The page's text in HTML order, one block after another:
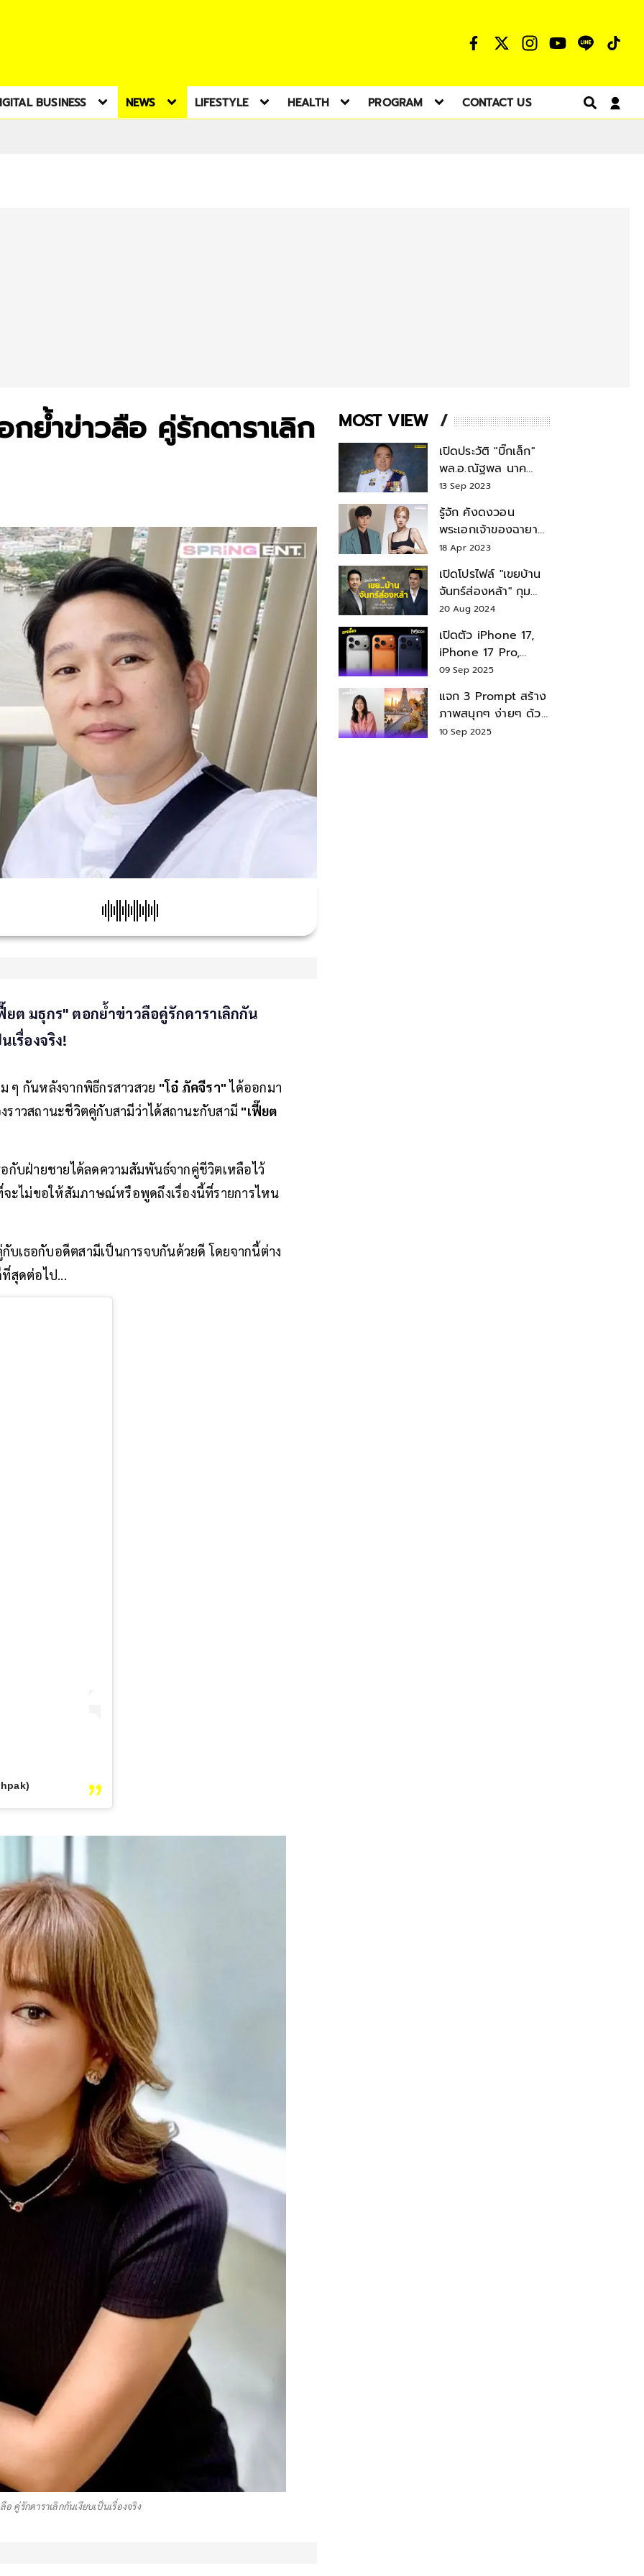
BUSINESS NEWS LIFESTYLE HEALTH PROGRAM CONTACT US
ย้ำข่าวลือ คู่รักดาราเลิก
ต มธุกร" ตอกย้ำข่าวลือคู่รักดาราเลิกกัน
รื่องจริง!
ๆ กันหลังจากพิธีกรสาวสวย "โอ๋ ภัคจีรา"ได้ออกมา
ราวสถานะชีวิตคู่กับสามีว่าได้สถานะกับสามี "เฟี๊ยต
กับฝ่ายชายได้ลดความสัมพันธ์จากคู่ชีวิตเหลือไว้
ะไม่ขอให้สัมภาษณ์หรือพูดถึงเรื่องนี้ที่รายการไหน
บเธอกับอดีตสามีเป็นการจบกันด้วยดี โดยจากนี้ต่าง
สุดต่อไป...
คู่รักดาราเลิกกันเงียบเป็นเรื่องจริง
MOST VIEW
เปิดประวัติ "บิ๊กเล็ก"
พล.อ.ณัฐพล นาค
พาณิชย์ จากเลขาฯ
สมช.-เลขาฯ
รมว.กลาโหม
13 Sep 2023
รู้จัก คังดงวอน
พระเอกเจ้าของฉายา
สมบัติแห่งชาติ หลังมี
18 Apr 2023
เปิดโปรไฟล์ "เขยบ้าน
จันทร์ส่องหล้า" กุม
บังเหียนธุรกิจตระกูล
"ชินวัตร"
20 Aug 2024
เปิดตัว iPhone 17,
iPhone 17 Pro,
iPhone 17 Air สเปค
09 Sep 2025
แจก 3 Prompt สร้าง
ภาพสนุกๆ ง่ายๆ ด้วย
Nano Banana ใน
10 Sep 2025